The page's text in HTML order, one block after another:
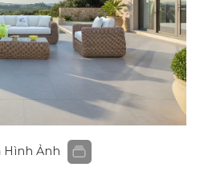
Hình Ảnh